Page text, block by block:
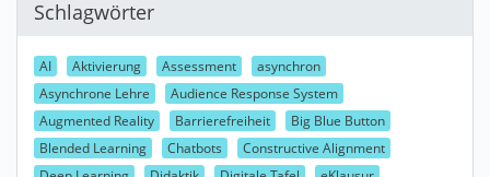
Schlagwörter
AI Aktivierung Assessment
asynchron
Asynchrone Lehre
Audience Response System
Augmented Reality
Barrierefreiheit
Big Blue Button
Blended Learning
Chatbots
Constructive Alignment